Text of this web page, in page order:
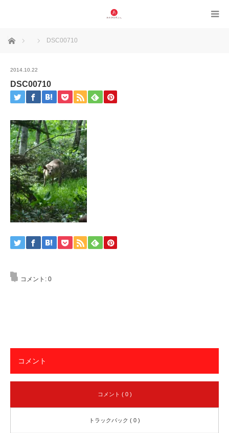
ホーム DSC00710
2014.10.22
DSC00710
コメント: 0
コメント
コメント ( 0 )
トラックバック ( 0 )